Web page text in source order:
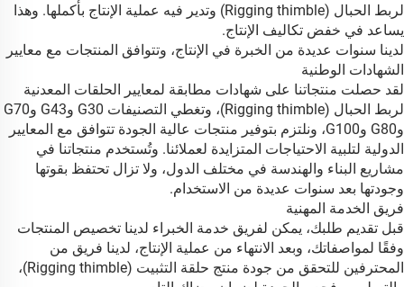
لربط الحبال (Rigging thimble) وتدير فيه عملية الإنتاج بأكملها. وهذا
يساعد في خفض تكاليف الإنتاج.
لدينا سنوات عديدة من الخبرة في الإنتاج، وتتوافق المنتجات مع معايير
الشهادات الوطنية
لقد حصلت منتجاتنا على شهادات مطابقة لمعايير الحلقات المعدنية
لربط الحبال (Rigging thimble)، وتغطي التصنيفات G30 وG43 وG70
وG80 وG100، ونلتزم بتوفير منتجات عالية الجودة تتوافق مع المعايير
الدولية لتلبية الاحتياجات المتزايدة لعملائنا. وتُستخدم منتجاتنا في
مشاريع البناء والهندسة في مختلف الدول، ولا تزال تحتفظ بقوتها
وجودتها بعد سنوات عديدة من الاستخدام.
فريق الخدمة المهنية
قبل تقديم طلبك، يمكن لفريق خدمة الخبراء لدينا تخصيص المنتجات
وفقًا لمواصفاتك، وبعد الانتهاء من عملية الإنتاج، لدينا فريق من
المحترفين للتحقق من جودة منتج حلقة التثبيت (Rigging thimble)،